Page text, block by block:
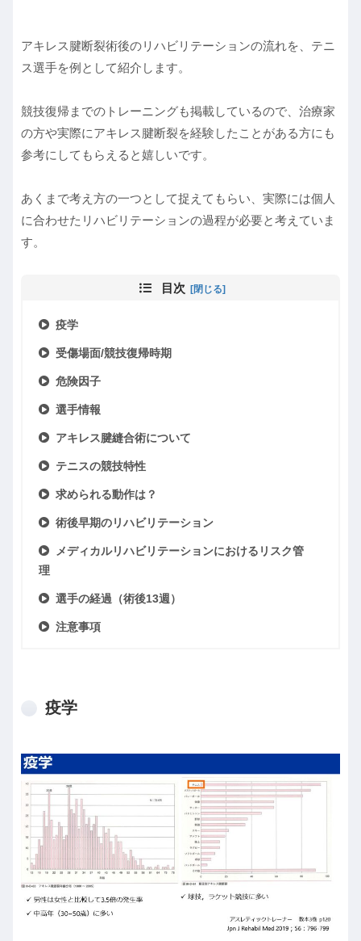
アキレス腱断裂術後のリハビリテーションの流れを、テニ
ス選手を例として紹介します。
競技復帰までのトレーニングも掲載しているので、治療家
の方や実際にアキレス腱断裂を経験したことがある方にも
参考にしてもらえると嬉しいです。
あくまで考え方の一つとして捉えてもらい、実際には個人
に合わせたリハビリテーションの過程が必要と考えていま
す。
目次
疫学
受傷場面/競技復帰時期
危険因子
選手情報
アキレス腱縫合術について
テニスの競技特性
求められる動作は？
術後早期のリハビリテーション
メディカルリハビリテーションにおけるリスク管
理
選手の経過（術後13週）
注意事項
疫学